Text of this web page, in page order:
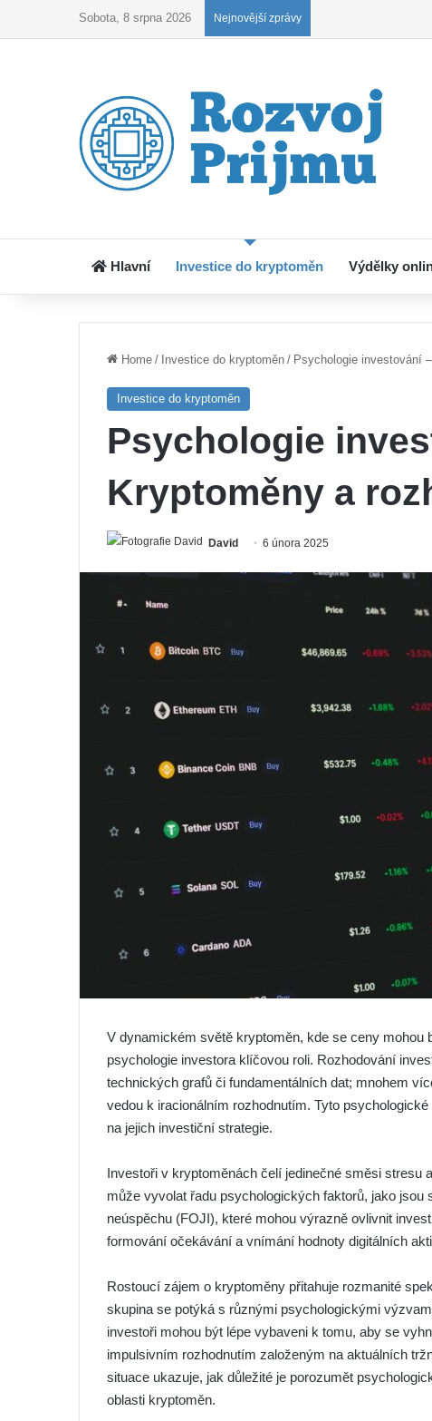
Sobota, 8 srpna 2026 Nejnovější zprávy
Hlavní Investice do kryptoměn Výdělky
Home / Investice do kryptoměn / Psychologie investování
Investice do kryptoměn
Psychologie
Kryptoměny a
David 6 února 2025
V dynamickém světě kryptoměn, kde se ceny mohou
psychologie investora klíčovou roli. Rozhodování
technických grafů či fundamentálních dat; mnohem
vedou k iracionálním rozhodnutím. Tyto
na jejich investiční strategie.
Investoři v kryptoměnách čelí jedinečné směsi stresu
může vyvolat řadu psychologických faktorů, jako
neúspěchu (FOJI), které mohou výrazně ovlivnit
formování očekávání a vnímání hodnoty digitálních
Rostoucí zájem o kryptoměny přitahuje rozmanité
skupina se potýká s různými psychologickými
investoři mohou být lépe vybaveni k tomu, aby se
impulsivním rozhodnutím založeným na aktuálních
situace ukazuje, jak důležité je porozumět
oblasti kryptoměn.